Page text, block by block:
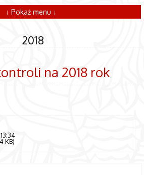
↓ Pokaż menu ↓
2018
na 2018 rok
KB)